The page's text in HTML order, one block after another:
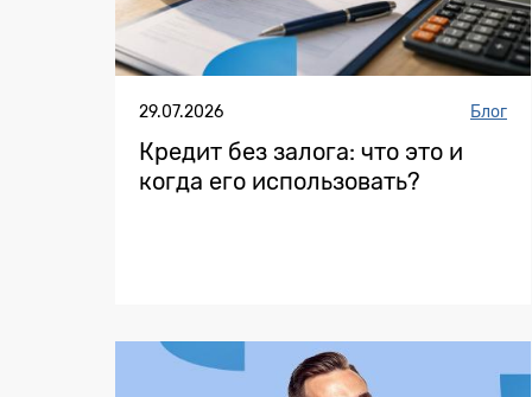
29.07.2026 Блог
Кредит без залога: что это и
когда его использовать?